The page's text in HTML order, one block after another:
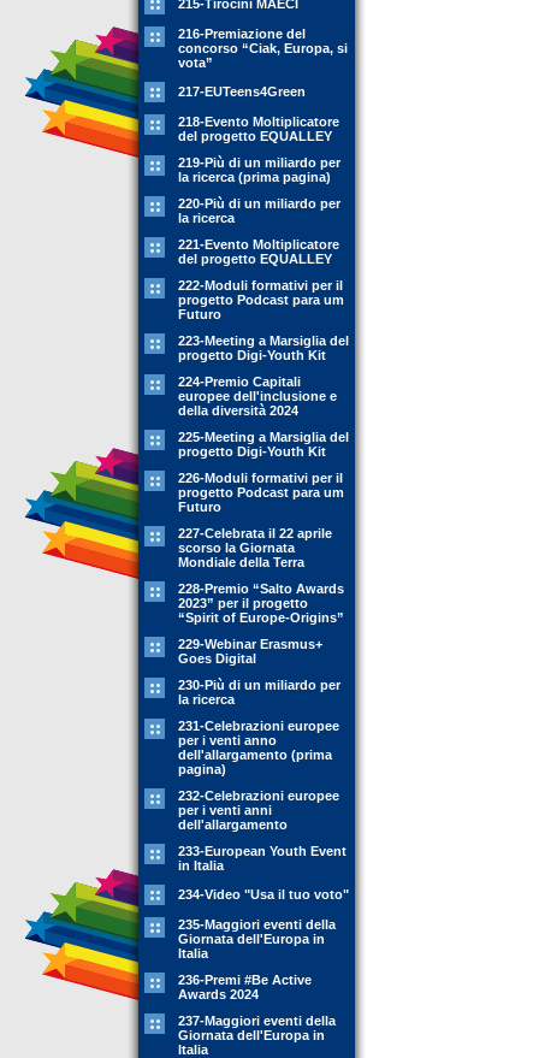
215-Tirocini MAECI
216-Premiazione del
concorso “Ciak, Europa, si
vota”
217-EUTeens4Green
218-Evento Moltiplicatore
del progetto EQUALLEY
219-Più di un miliardo per
la ricerca (prima pagina)
220-Più di un miliardo per
la ricerca
221-Evento Moltiplicatore
del progetto EQUALLEY
222-Moduli formativi per il
progetto Podcast para um
Futuro
223-Meeting a Marsiglia del
progetto Digi-Youth Kit
224-Premio Capitali
europee dell'inclusione e
della diversità 2024
225-Meeting a Marsiglia del
progetto Digi-Youth Kit
226-Moduli formativi per il
progetto Podcast para um
Futuro
227-Celebrata il 22 aprile
scorso la Giornata
Mondiale della Terra
228-Premio “Salto Awards
2023” per il progetto
“Spirit of Europe-Origins”
229-Webinar Erasmus+
Goes Digital
230-Più di un miliardo per
la ricerca
231-Celebrazioni europee
per i venti anno
dell'allargamento (prima
pagina)
232-Celebrazioni europee
per i venti anni
dell'allargamento
233-European Youth Event
in Italia
234-Video "Usa il tuo voto"
235-Maggiori eventi della
Giornata dell'Europa in
Italia
236-Premi #Be Active
Awards 2024
237-Maggiori eventi della
Giornata dell'Europa in
Italia